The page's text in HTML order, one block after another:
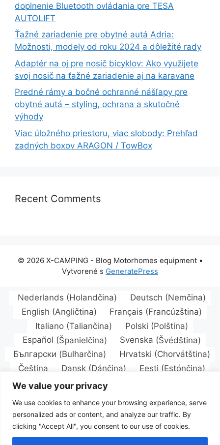
We value your privacy
We use cookies to enhance your browsing experience, serve
personalized ads or content, and analyze our traffic. By
clicking "Accept All", you consent to our use of cookies.
doplnenie Bluetooth ovládania pre TESA
AUTOLIFT
Ťažné zariadenie pre obytné autá Adria:
Možnosti, modely od roku 2024 a dôležité rady
Adaptér na oj pre nosič bicyklov: Ako využijete
svoj nosič na ťažné zariadenie aj na karavane
Predné rámy a bočné ochranné nášľapy pre
obytné autá – styling, ochrana a skutočné
výhody
Viac úložného priestoru, viac slobody: Prehľad
zadných boxov ARAGON / TowBox
Recent Comments
© 2026 X-CAMPING - Blog Motorhomes equipment•
Vytvorené s GeneratePress
Nederlands (Holandčina) Deutsch (Nemčina)
English (Angličtina) Français (Francúzština)
Italiano (Taliančina) Polski (Polština)
Español (Španielčina) Svenska (Švédština)
Български (Bulharčina) Hrvatski (Chorvátština)
Čeština
Dansk(Dánčina) Eesti (Estónčina)
Suomi(Fínština)
Norsk bokmål(Nórsky jazyk Bokmål )
Português(Portugalština)
Română(Rumunčina) Русский(Ruština)